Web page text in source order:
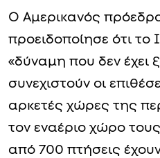
Ο Αμερικανός
προειδοποίησε ότι το
«δύναμη που δεν έχει
συνεχιστούν οι
αρκετές χώρες της
τον εναέριο χώρο
από 700 πτήσεις